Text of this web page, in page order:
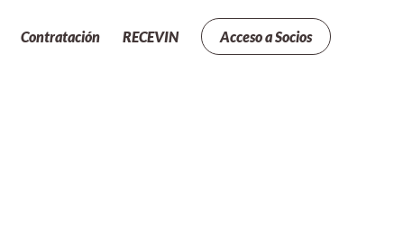
Contratación RECEVIN Acceso a Socios